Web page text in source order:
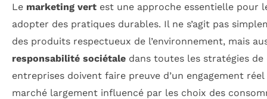
Le marketing vert est une approche essentielle pour
adopter des pratiques durables. Il ne s’agit pas
des produits respectueux de l’environnement, mais
responsabilité sociétale dans toutes les stratégies
entreprises doivent faire preuve d’un engagement
marché largement influencé par les choix des